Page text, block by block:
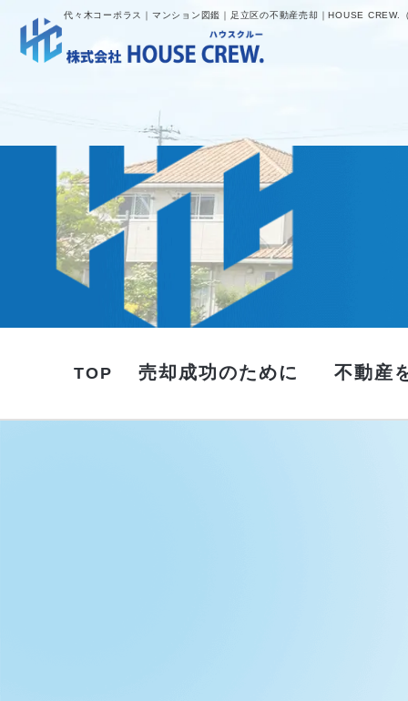
代々木コーポラス｜マンション図鑑｜足立区の不動産売却｜HOUSE CREW.
TOP 売却成功のために 不動産